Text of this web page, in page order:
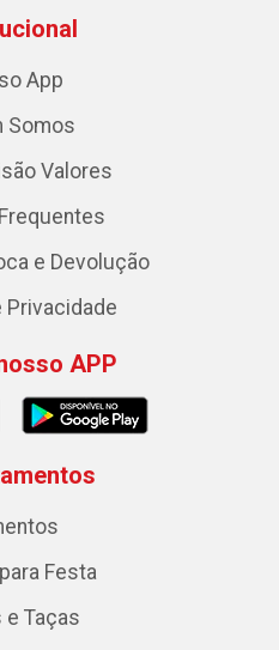
App
Somos
Valores
e Devolução
Privacidade
APP
Festa
e Taças